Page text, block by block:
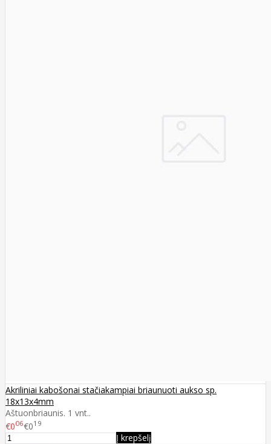
Akriliniai kabošonai stačiakampiai briaunuoti aukso sp.
18x13x4mm
Aštuonbriaunis. 1 vnt..
€006€019
Į krepšelį